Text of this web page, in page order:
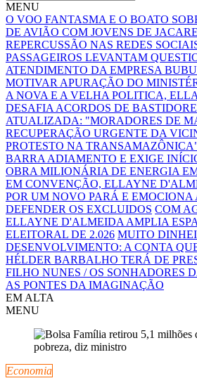
MENU
O VOO FANTASMA E O BOATO
DE AVIÃO COM JOVENS DE
REPERCUSSÃO NAS REDES
PASSAGEIROS LEVANTAM
ATENDIMENTO DA EMPRESA
MOTIVAR APURAÇÃO DO
A NOVA E A VELHA POLITICA,
DESAFIA ACORDOS DE
ATUALIZADA: "MORADORES DE
RECUPERAÇÃO URGENTE DA
PROTESTO NA
BARRA ADIAMENTO E EXIGE
OBRA MILIONÁRIA DE ENERGIA
EM CONVENÇÃO, ELLAYNE
POR UM NOVO PARÁ E EMOCIONA
DEFENDER OS EXCLUIDOS COM
ELLAYNE D'ALMEIDA AMPLIA
ELEITORAL DE 2.026 MUITO
DESENVOLVIMENTO: A CONTA
HÉLDER BARBALHO TERÁ DE
FILHO NUNES / OS SONHADORES
AS PONTES DA IMAGINAÇÃO
EM ALTA
MENU
Economia